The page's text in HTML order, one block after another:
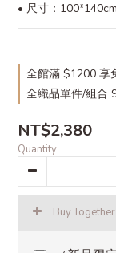
• 尺寸：100*140cm
全館滿 $1200 享
全織品單件/組合
NT$2,380
Quantity
Buy